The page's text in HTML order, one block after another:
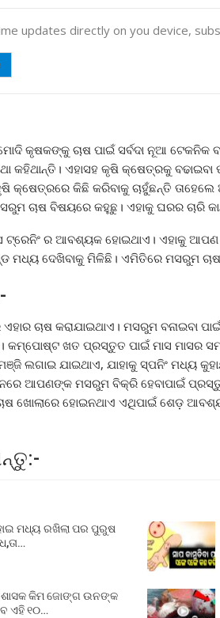
updates directly on you device,
କୃଷକଙ୍କୁ ଚାଷ ପାଇଁ ସର୍ବଦା ନୂଆ ଟେକନିକ
କହିଥାନ୍ତି। ଏହାସହ କୃଷି କ୍ଷେତ୍ରକୁ
କ୍ଷେତ୍ରରେ କିଛି କରିବାକୁ ଚାହୁଁଛନ୍ତି
ଚାଷ ବିଷୟରେ କହୁଛୁ। ଏହାକୁ ଘରର ଚାରି
ର ଆବଶ୍ୟକ ହୋଇଥାଏ। ଏହାକୁ
ମଧ୍ୟ ଦେଖିବାକୁ ମିଳିଛି। ଏମିତିରେ ମସରୁମ
ଚାଷ କରାଯାଇଥାଏ। ମସରୁମ ବନାଇବା
ଖତ ପ୍ରସ୍ତୁତ ପାଇଁ ମାସ ମାସର
ଲଗାଇ ଯାଇଥାଏ, ଯାହାକୁ ସ୍ପନିଂ ମଧ୍ୟ
ଆପଣଙ୍କ ମସରୁମ ବିକ୍ରି ହେବାପାଇଁ
ଖୋଲାରେ ହୋଇନଥାଏ ଏଥିପାଇଁ ଶେଡ଼
ମଧ୍ୟ ରଖିଲା ପର ପୁରୁଷ
କିମ ଜୋଙ୍ଗ ଉନଙ୍କ
ଏହି ୧୦…